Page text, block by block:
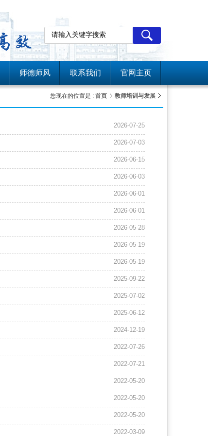
师德师风 联系我们 官网主页
您现在的位置是 : 首页 教师培训与发展
2026-07-25
2026-07-03
2026-06-15
2026-06-03
2026-06-01
2026-06-01
2026-05-28
2026-05-19
2026-05-19
2025-09-22
2025-07-02
2025-06-12
2024-12-19
2022-07-26
2022-07-21
2022-05-20
2022-05-20
2022-05-20
2022-03-09